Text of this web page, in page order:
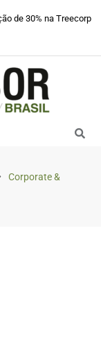
de 30% na Treecorp
Corporate &